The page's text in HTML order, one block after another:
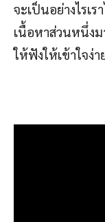
จะเป็นอย่างไรเ
เนื้อหาส่วนหนึ่งม
ให้ฟังให้เข้าใจง่